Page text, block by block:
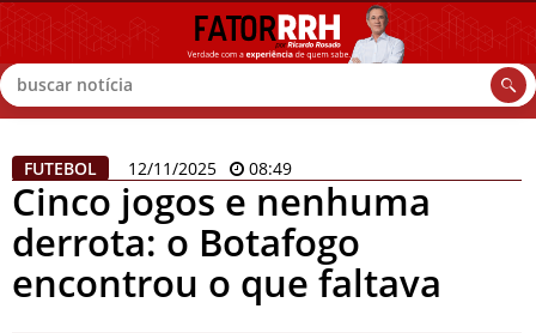
Buscar
FUTEBOL 12/11/2025 08:49
Cinco jogos e nenhuma
derrota: o Botafogo
encontrou o que faltava